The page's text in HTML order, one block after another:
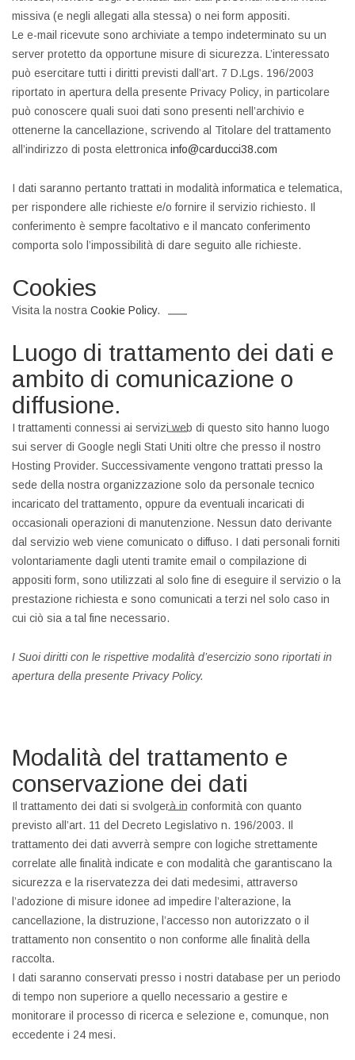
missiva (e negli allegati alla stessa) o nei form appositi.
Le e-mail ricevute sono archiviate a tempo indeterminato su un
server protetto da opportune misure di sicurezza. L’interessato
può esercitare tutti i diritti previsti dall’art. 7 D.Lgs. 196/2003
riportato in apertura della presente Privacy Policy, in particolare
può conoscere quali suoi dati sono presenti nell’archivio e
ottenerne la cancellazione, scrivendo al Titolare del trattamento
all’indirizzo di posta elettronica info@carducci38.com
I dati saranno pertanto trattati in modalità informatica e telematica,
per rispondere alle richieste e/o fornire il servizio richiesto. Il
conferimento è sempre facoltativo e il mancato conferimento
comporta solo l’impossibilità di dare seguito alle richieste.
Cookies
Visita la nostra Cookie Policy.
Luogo di trattamento dei dati e
ambito di comunicazione o
diffusione.
I trattamenti connessi ai servizi web di questo sito hanno luogo
sui server di Google negli Stati Uniti oltre che presso il nostro
Hosting Provider. Successivamente vengono trattati presso la
sede della nostra organizzazione solo da personale tecnico
incaricato del trattamento, oppure da eventuali incaricati di
occasionali operazioni di manutenzione. Nessun dato derivante
dal servizio web viene comunicato o diffuso. I dati personali forniti
volontariamente dagli utenti tramite email o compilazione di
appositi form, sono utilizzati al solo fine di eseguire il servizio o la
prestazione richiesta e sono comunicati a terzi nel solo caso in
cui ciò sia a tal fine necessario.
I Suoi diritti con le rispettive modalità d’esercizio sono riportati in
apertura della presente Privacy Policy.
Modalità del trattamento e
conservazione dei dati
Il trattamento dei dati si svolgerà in conformità con quanto
previsto all’art. 11 del Decreto Legislativo n. 196/2003. Il
trattamento dei dati avverrà sempre con logiche strettamente
correlate alle finalità indicate e con modalità che garantiscano la
sicurezza e la riservatezza dei dati medesimi, attraverso
l’adozione di misure idonee ad impedire l’alterazione, la
cancellazione, la distruzione, l’accesso non autorizzato o il
trattamento non consentito o non conforme alle finalità della
raccolta.
I dati saranno conservati presso i nostri database per un periodo
di tempo non superiore a quello necessario a gestire e
monitorare il processo di ricerca e selezione e, comunque, non
eccedente i 24 mesi.